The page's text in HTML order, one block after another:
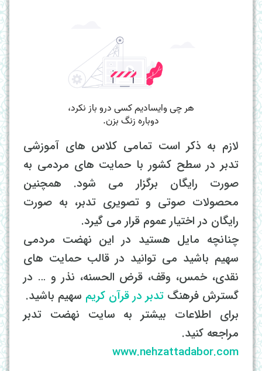
لازم به ذکر است تمامی کلاس های آموزشی
تدبر در سطح کشور با حمایت های مردمی به
صورت رایگان برگزار می شود. همچنین
محصولات صوتی و تصویری تدبر، به صورت
رایگان در اختیار عموم قرار می گیرد.
چنانچه مایل هستید در این نهضت مردمی
سهیم باشید می توانید در قالب حمایت های
نقدی، خمس، وقف، قرض الحسنه، نذر و … در
گسترش فرهنگ تدبر در قرآن کریم سهیم باشید.
برای اطلاعات بیشتر به سایت نهضت تدبر
مراجعه کنید.
www.nehzattadabor.com